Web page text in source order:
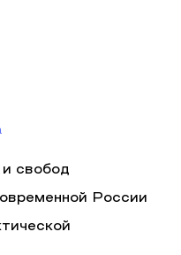
свобод
России